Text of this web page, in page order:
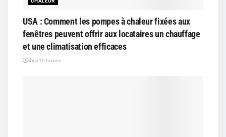
USA : Comment les pompes à chaleur fixées aux
fenêtres peuvent offrir aux locataires un chauffage
et une climatisation efficaces
il y a 10 heures